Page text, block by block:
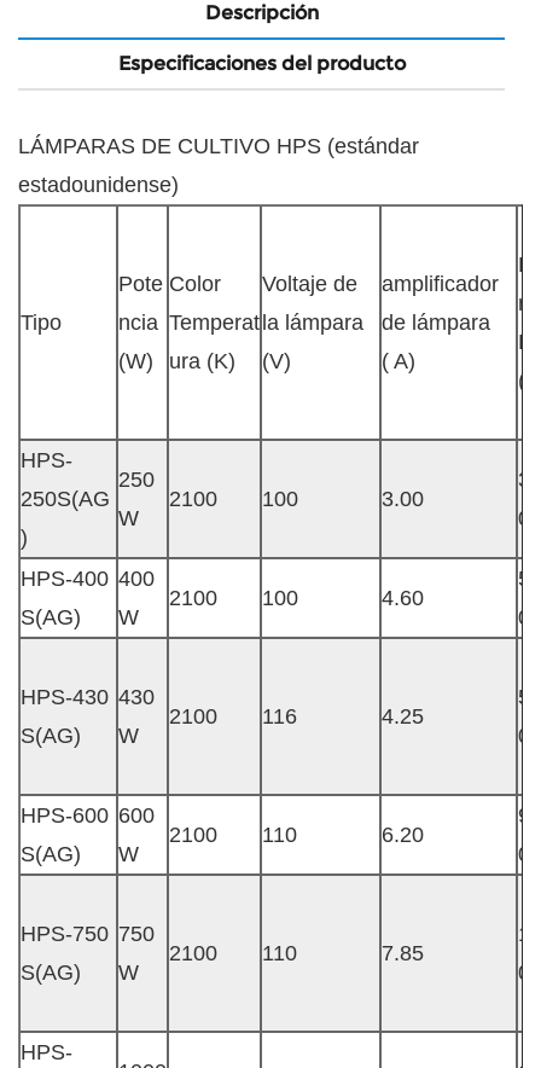
Descripción
Especificaciones del producto
LÁMPARAS DE CULTIVO HPS (estándar
estadounidense)
Tipo
Pote
ncia
(W)
Color
Temperat
ura (K)
Voltaje de
la lámpara
(V)
amplificador
de lámpara
( A)
HPS-
250S(AG
)
250
W
2100 100 3.00
0
HPS-400
S(AG)
400
W
2100 100 4.60
0
HPS-430
S(AG)
430
W
2100 116 4.25
0
HPS-600
S(AG)
600
W
2100 110 6.20
0
HPS-750
S(AG)
750
W
2100 110 7.85
00
HPS-